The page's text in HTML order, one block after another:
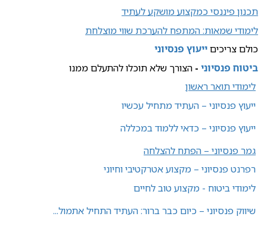
תכנון פיננסי כמקצוע מושקע לעתיד
לימודי שמאות: המתפח להערכת שווי מוצלחת
כולם צריכיםייעוץ פנסיוני
ביטוח פנסיוני - הצורך שלא תוכלו להתעלם ממנו
לימודי תואר ראשון
ייעוץ פנסיוני – העתיד מתחיל עכשיו
ייעוץ פנסיוני – כדאי ללמוד במכללה
גמר פנסיוני – הפתח להצלחה
רפרנט פנסיוני – מקצוע אטרקטיבי וחיוני
לימודי ביטוח - מקצוע טוב לחיים
שיווק פנסיוני – כיום כבר ברור: העתיד התחיל אתמול...